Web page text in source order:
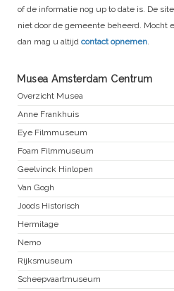
of de informatie nog up to date is. De
niet door de gemeente beheerd. Mocht
dan mag u altijd contact opnemen
Musea Amsterdam Centrum
Overzicht Musea
Anne Frankhuis
Eye Filmmuseum
Foam Filmmuseum
Geelvinck Hinlopen
Van Gogh
Joods Historisch
Hermitage
Nemo
Rijksmuseum
Scheepvaartmuseum